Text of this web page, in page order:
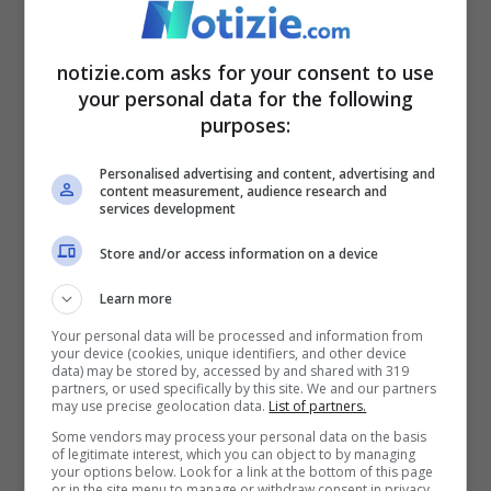
collega agli USA
Canada, riaperto il ponte Ambassador (Ansa Foto)
Come riportato in precedenza ad
annunciare questa notizia ci ha pensato
direttamente la polizia locale con una nota
notizie.com asks for your consent to use
your personal data for the following
purposes:
Personalised advertising and content, advertising and
content measurement, audience research and
services development
Store and/or access information on a device
Learn more
Your personal data will be processed and information from
your device (cookies, unique identifiers, and other device
data) may be stored by, accessed by and shared with 319
partners, or used specifically by this site. We and our partners
may use precise geolocation data. List of partners.
Some vendors may process your personal data on the basis
of legitimate interest, which you can object to by managing
your options below. Look for a link at the bottom of this page